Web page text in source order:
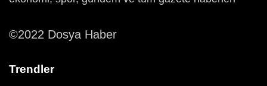
©2022 Dosya Haber
Trendler